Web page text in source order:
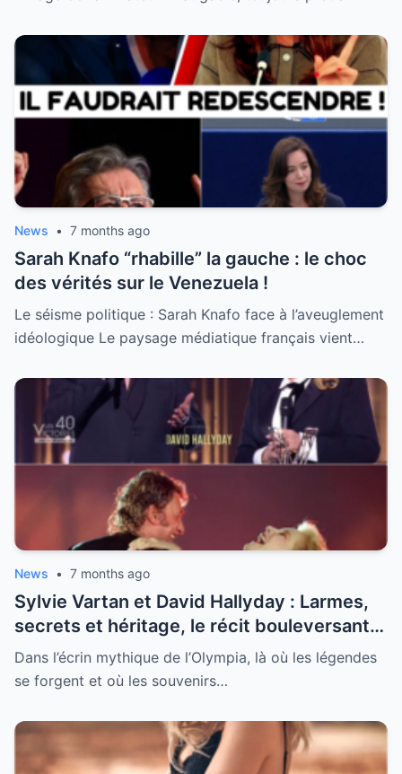
News • 7 months ago
Sarah Knafo “rhabille” la gauche : le choc
des vérités sur le Venezuela !
Le séisme politique : Sarah Knafo face à l’aveuglement
idéologique Le paysage médiatique français vient…
News • 7 months ago
Sylvie Vartan et David Hallyday : Larmes,
secrets et héritage, le récit bouleversant
d’un hommage historique à Johnny à
l’Olympia
Dans l’écrin mythique de l’Olympia, là où les légendes
se forgent et où les souvenirs…